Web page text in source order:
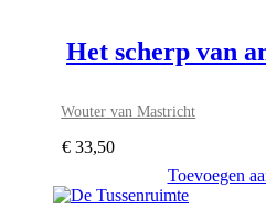
Het scherp van
Wouter van Mastricht
€ 33,50
Toevoegen